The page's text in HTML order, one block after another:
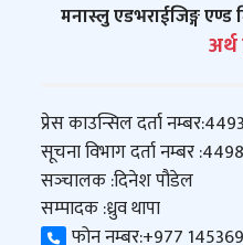
मनास्लु एडभराईजिङ्ग एण्ड
प्रेस काउन्सिल दर्ता नम्बर:
सूचना विभाग दर्ता नम्बर :
सञ्‍चालक :दिनेश पौडेल
सम्पादक :ध्रुव थापा
फोन नम्बर:+977